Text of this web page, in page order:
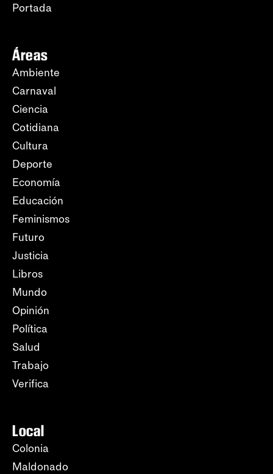
Portada
Áreas
Ambiente
Carnaval
Ciencia
Cotidiana
Cultura
Deporte
Economía
Educación
Feminismos
Futuro
Justicia
Libros
Mundo
Opinión
Política
Salud
Trabajo
Verifica
Local
Colonia
Maldonado